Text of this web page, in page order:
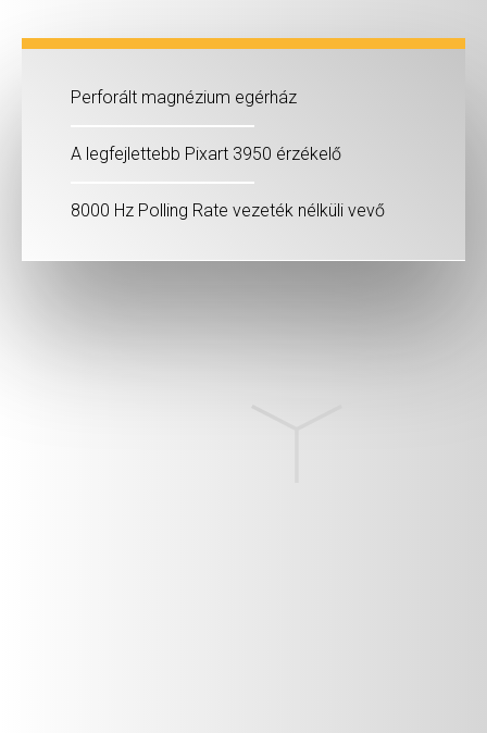
Perforált magnézium egérház
A legfejlettebb Pixart 3950 érzékelő
8000 Hz Polling Rate vezeték nélküli vevő